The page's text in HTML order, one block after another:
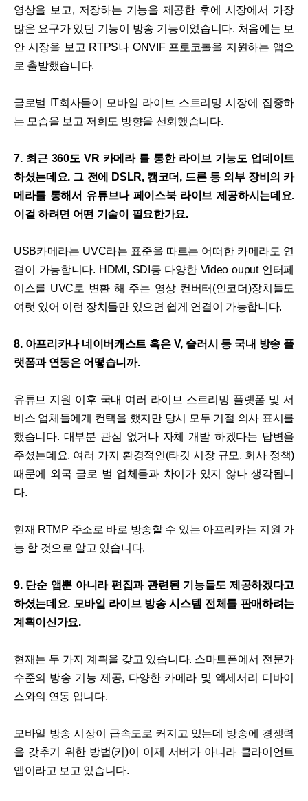
영상을 보고, 저장하는 기능을 제공한 후에 시장에서 가장
많은 요구가 있던 기능이 방송 기능이었습니다. 처음에는 보
안 시장을 보고 RTPS나 ONVIF 프로코톨을 지원하는 앱으
로 출발했습니다.
글로벌 IT회사들이 모바일 라이브 스트리밍 시장에 집중하
는 모습을 보고 저희도 방향을 선회했습니다.
7. 최근 360도 VR 카메라 를 통한 라이브 기능도 업데이트
하셨는데요. 그 전에 DSLR, 캠코더, 드론 등 외부 장비의 카
메라를 통해서 유튜브나 페이스북 라이브 제공하시는데요.
이걸 하려면 어떤 기술이 필요한가요.
USB카메라는 UVC라는 표준을 따르는 어떠한 카메라도 연
결이 가능합니다. HDMI, SDI등 다양한 Video ouput 인터페
이스를 UVC로 변환 해 주는 영상 컨버터(인코더)장치들도
여럿 있어 이런 장치들만 있으면 쉽게 연결이 가능합니다.
8. 아프리카나 네이버캐스트 혹은 V, 슬러시 등 국내 방송 플
랫폼과 연동은 어떻습니까.
유튜브 지원 이후 국내 여러 라이브 스르리밍 플랫폼 및 서
비스 업체들에게 컨택을 했지만 당시 모두 거절 의사 표시를
했습니다. 대부분 관심 없거나 자체 개발 하겠다는 답변을
주셨는데요. 여러 가지 환경적인(타깃 시장 규모, 회사 정책)
때문에 외국 글로 벌 업체들과 차이가 있지 않나 생각됩니
다.
현재 RTMP 주소로 바로 방송할 수 있는 아프리카는 지원 가
능 할 것으로 알고 있습니다.
9. 단순 앱뿐 아니라 편집과 관련된 기능들도 제공하겠다고
하셨는데요. 모바일 라이브 방송 시스템 전체를 판매하려는
계획이신가요.
현재는 두 가지 계획을 갖고 있습니다. 스마트폰에서 전문가
수준의 방송 기능 제공, 다양한 카메라 및 액세서리 디바이
스와의 연동 입니다.
모바일 방송 시장이 급속도로 커지고 있는데 방송에 경쟁력
을 갖추기 위한 방법(키)이 이제 서버가 아니라 클라이언트
앱이라고 보고 있습니다.